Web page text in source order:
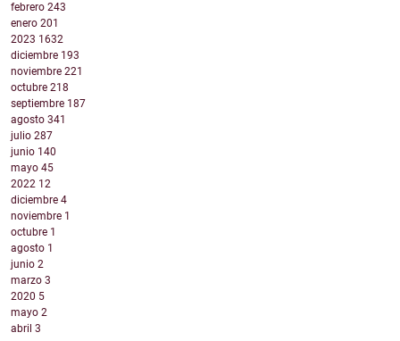
febrero 243
enero 201
2023 1632
diciembre 193
noviembre 221
octubre 218
septiembre 187
agosto 341
julio 287
junio 140
mayo 45
2022 12
diciembre 4
noviembre 1
octubre 1
agosto 1
junio 2
marzo 3
2020 5
mayo 2
abril 3